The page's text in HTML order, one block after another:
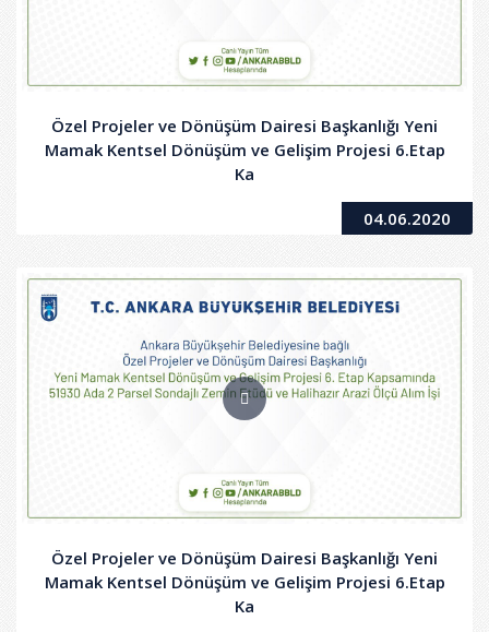
Özel Projeler ve Dönüşüm Dairesi Başkanlığı Yeni
Mamak Kentsel Dönüşüm ve Gelişim Projesi 6.Etap
Ka
04.06.2020
Özel Projeler ve Dönüşüm Dairesi Başkanlığı Yeni
Mamak Kentsel Dönüşüm ve Gelişim Projesi 6.Etap
Ka